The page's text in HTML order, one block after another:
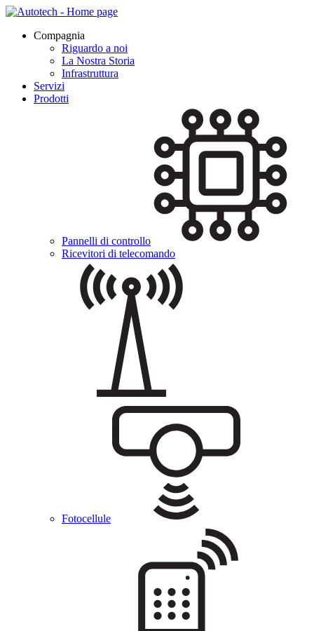
Compagnia
Riguardo a noi
La Nostra Storia
Infrastruttura
Servizi
Prodotti
Pannelli di controllo
Ricevitori di telecomando
Fotocellule